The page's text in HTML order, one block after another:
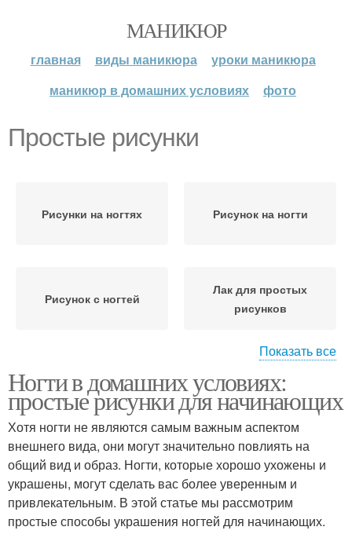
МАНИКЮР
главная виды маникюра
уроки маникюра
маникюр в домашних условиях
фото
Простые рисунки
Рисунки на ногтях Рисунок на ногти
Рисунок с ногтей
Лак для простых
рисунков
Рисунок на ногтях
рисунки
Флоральные рисунки
Рисунки по мокрому
гель
Показать все
Ногти в домашних условиях:
простые рисунки для начинающих
Хотя ногти не являются самым важным аспектом
внешнего вида, они могут значительно повлиять на
общий вид и образ. Ногти, которые хорошо ухожены и
украшены, могут сделать вас более уверенным и
привлекательным. В этой статье мы рассмотрим
простые способы украшения ногтей для начинающих.